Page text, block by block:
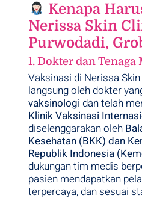
Kenapa
Nerissa Skin
Purwodadi,
1. Dokter dan Tenaga
Vaksinasi di Nerissa
langsung oleh dokter
vaksinologi dan telah
Klinik Vaksinasi
diselenggarakan oleh
Kesehatan (BKK) dan
Republik Indonesia
dukungan tim medis
pasien mendapatkan
terpercaya, dan sesuai